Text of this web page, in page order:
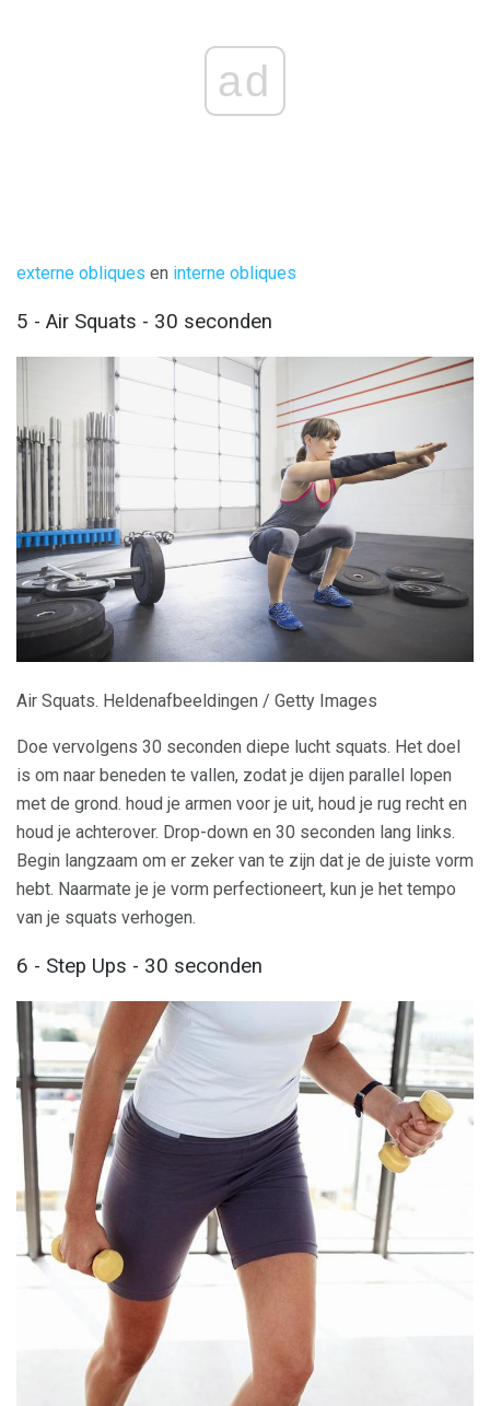
ad
externe obliques en interne obliques
5 - Air Squats - 30 seconden
Air Squats. Heldenafbeeldingen / Getty Images
Doe vervolgens 30 seconden diepe lucht squats. Het doel
is om naar beneden te vallen, zodat je dijen parallel lopen
met de grond. houd je armen voor je uit, houd je rug recht en
houd je achterover. Drop-down en 30 seconden lang links.
Begin langzaam om er zeker van te zijn dat je de juiste vorm
hebt. Naarmate je je vorm perfectioneert, kun je het tempo
van je squats verhogen.
6 - Step Ups - 30 seconden